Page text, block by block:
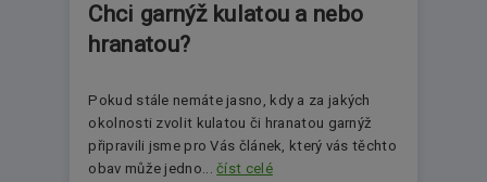
Chci garnýž kulatou a nebo
hranatou?
Pokud stále nemáte jasno, kdy a za jakých
okolnosti zvolit kulatou či hranatou garnýž
připravili jsme pro Vás článek, který vás těchto
obav může jedno...číst celé